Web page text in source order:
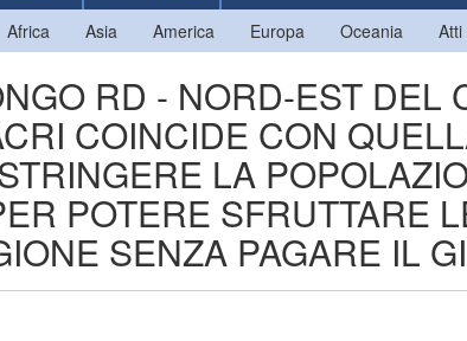
Africa Asia America Europa Oceania Atti
RD - NORD-EST DEL
COINCIDE CON
LA
POTERE SFRUTTARE
SENZA PAGARE IL